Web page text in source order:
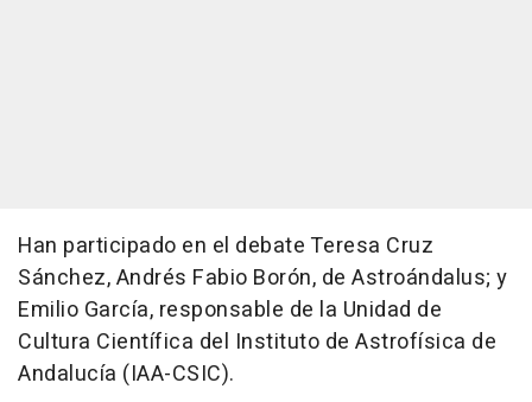
Han participado en el debate Teresa Cruz
Sánchez, Andrés Fabio Borón, de Astroándalus; y
Emilio García, responsable de la Unidad de
Cultura Científica del Instituto de Astrofísica de
Andalucía (IAA-CSIC).